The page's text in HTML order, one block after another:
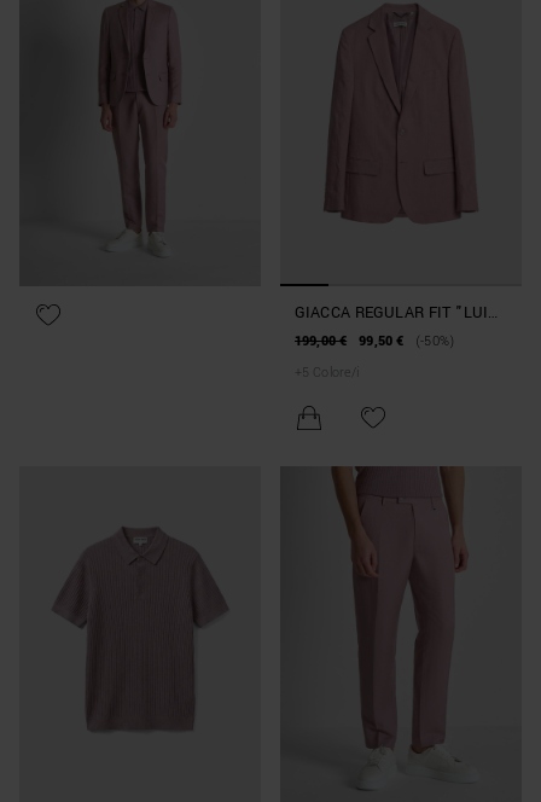
GIACCA REGULAR FIT "LUIS"
IN MISTO LINO E VISCOSA
199,00 € 99,50 €
(-50%)
+ 5 Colore/i